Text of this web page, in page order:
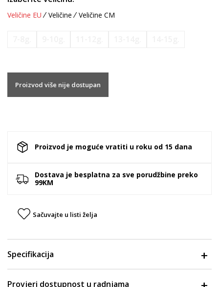
Veličine EU Veličine Veličine CM
Proizvod više nije dostupan
Proizvod je moguće vratiti u roku od 15 dana
Dostava je besplatna za sve porudžbine preko
99KM
Sačuvajte u listi želja
Specifikacija
Provjeri dostupnost u radnjama